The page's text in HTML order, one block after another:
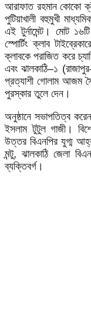
আরাফাত রহমান কোকো
পুটিয়াখালী বহুমুখী
এই টুর্নামেন্ট। মোট
স্পোর্টিং ক্লাব
ক্লাবকে পরাজিত করে
এবং ঝালকাঠি–১
প্রত্যাশী গোলাম আজম
পুরস্কার তুলে দেন।
অনুষ্ঠানে সভাপতিত্ব
ইসলাম টুটুল গাজী।
উত্তর বিএনপির যুগ্ম
মন্টু, ঝালকাঠি জেলা
ব্যক্তিবর্গ।